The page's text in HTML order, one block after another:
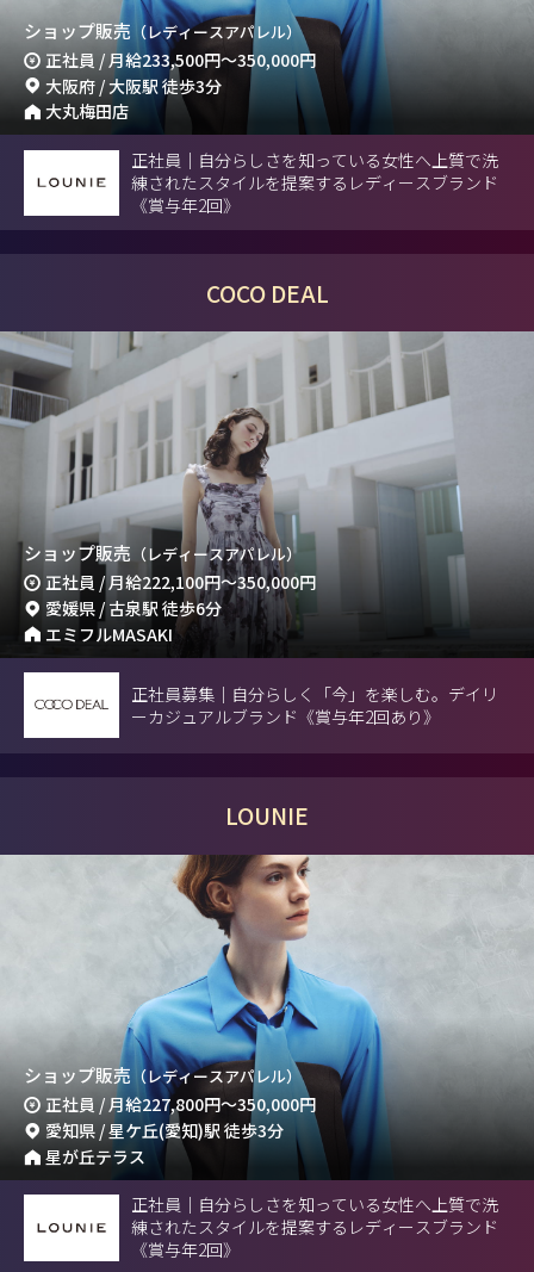
ショップ販売 （レディースアパレル）
正社員 / 月給233,500円～350,000円
大阪府 / 大阪駅 徒歩3分
大丸梅田店
正社員｜自分らしさを知っている女性へ上質で洗
練されたスタイルを提案するレディースブランド
《賞与年2回》
COCO DEAL
ショップ販売 （レディースアパレル）
正社員 / 月給222,100円～350,000円
愛媛県 / 古泉駅 徒歩6分
エミフルMASAKI
正社員募集｜自分らしく「今」を楽しむ。デイリ
ーカジュアルブランド《賞与年2回あり》
LOUNIE
ショップ販売 （レディースアパレル）
正社員 / 月給227,800円～350,000円
愛知県 / 星ケ丘(愛知)駅 徒歩3分
星が丘テラス
正社員｜自分らしさを知っている女性へ上質で洗
練されたスタイルを提案するレディースブランド
《賞与年2回》